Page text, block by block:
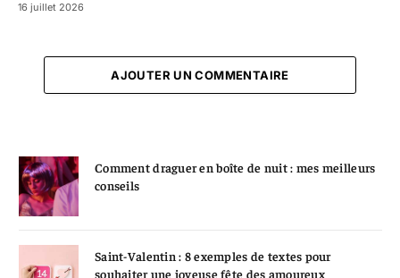
16 juillet 2026
AJOUTER UN COMMENTAIRE
Comment draguer en boîte de nuit : mes meilleurs
conseils
Saint-Valentin : 8 exemples de textes pour
souhaiter une joyeuse fête des amoureux